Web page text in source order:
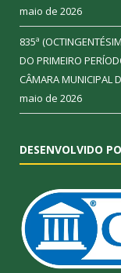
maio de 2026
835ª
DO PRIMEIRO
CÂMARA MUNICIPAL
maio de 2026
DESENVOLVIDO